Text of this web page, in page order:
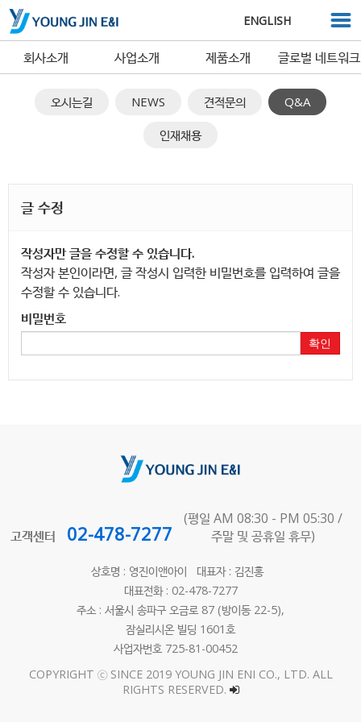
ENGLISH
회사소개 사업소개 제품소개 글로벌 네트워크
오시는길 NEWS 견적문의 Q&A
인재채용
글 수정
작성자만 글을 수정할 수 있습니다.
작성자 본인이라면, 글 작성시 입력한 비밀번호를 입력하여 글을
수정할 수 있습니다.
비밀번호
확인
고객센터 02-478-7277
(평일 AM 08:30 - PM 05:30 /
주말 및 공휴일 휴무)
상호명 : 영진이앤아이 대표자 : 김진홍
대표전화 : 02-478-7277
주소 : 서울시 송파구 오금로 87 (방이동 22-5),
잠실리시온 빌딩 1601호
사업자번호 725-81-00452
COPYRIGHT ⓒ SINCE 2019 YOUNG JIN ENI CO., LTD. ALL
RIGHTS RESERVED.